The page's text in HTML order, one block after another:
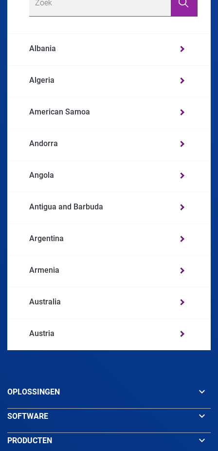
Albania
Algeria
American Samoa
Andorra
Angola
Antigua and Barbuda
Argentina
Armenia
Australia
Austria
Bahamas
OPLOSSINGEN keyboard_arrow_down
SOFTWARE keyboard_arrow_down
PRODUCTEN keyboard_arrow_down